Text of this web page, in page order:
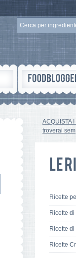
ACQUISTA
troverai
Ricette
Ricette di
Ricette
Ricette